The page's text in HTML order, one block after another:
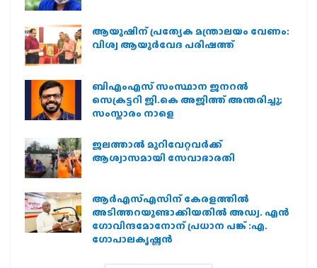
ആയുഷിന് പ്രത്യേക മന്ത്രാലയം വേണം:
വിശ്വ ആയുര്‍വേദ പരിഷത്ത്
ബിഎംഎസ് സംസ്ഥാന ജനറൽ
സെക്രട്ടറി ജി.കെ അജിത്ത് അന്തരിച്ചു;
സംസ്കാരം നാളെ
ജലത്താല്‍ മുറിവേറ്റവര്‍ക്ക്
ആശ്വാസമായി സേവാഭാരതി
ആര്‍എസ്എസിന് കേരളത്തില്‍
അടിത്തറയുണ്ടാക്കിയതില്‍ അഡ്വ. എന്‍
ഗോവിന്ദമോനോന് പ്രധാന പങ്ക് :എ.
ഗോപാലകൃഷ്ണന്‍